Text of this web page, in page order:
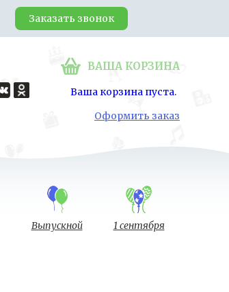
Заказать звонок
ВАША КОРЗИНА
Ваша корзина пуста.
Оформить заказ
Выпускной 1 сентября